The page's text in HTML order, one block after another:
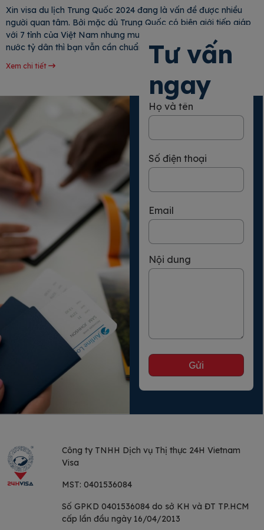
Xin visa du lịch Trung Quốc 2024 đang là vấn đề được nhiều
người quan tâm. Bởi mặc dù Trung Quốc có biên giới tiếp giáp
với 7 tỉnh của Việt Nam nhưng muốn sở hữu visa du lịch tại đất
nước tỷ dân thì bạn vẫn cần chuẩn bị hồ sơ đầy đủ theo quy
định. Cùng tìm hiểu
Xem chi tiết
Tư vấn
ngay
Họ và tên
Số điện thoại
Email
Nội dung
Công ty TNHH Dịch vụ Thị thực 24H Vietnam
Visa
MST:0401536084
Số GPKD 0401536084 do sở KH và ĐT TP.HCM
cấp lần đầu ngày 16/04/2013